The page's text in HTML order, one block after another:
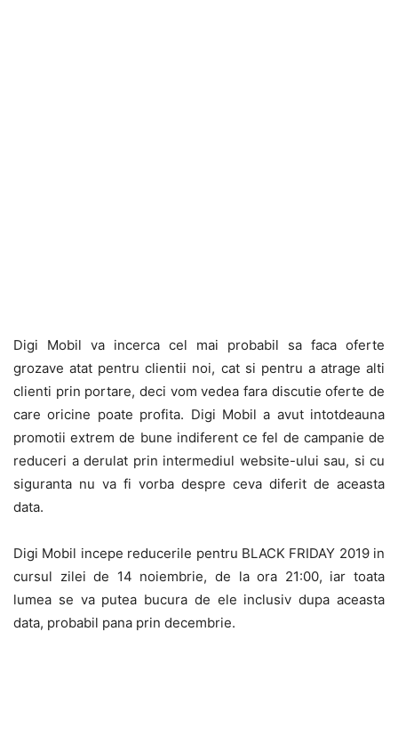
Digi Mobil va incerca cel mai probabil sa faca oferte
grozave atat pentru clientii noi, cat si pentru a atrage alti
clienti prin portare, deci vom vedea fara discutie oferte de
care oricine poate profita. Digi Mobil a avut intotdeauna
promotii extrem de bune indiferent ce fel de campanie de
reduceri a derulat prin intermediul website-ului sau, si cu
siguranta nu va fi vorba despre ceva diferit de aceasta
data.
Digi Mobil incepe reducerile pentru BLACK FRIDAY 2019 in
cursul zilei de 14 noiembrie, de la ora 21:00, iar toata
lumea se va putea bucura de ele inclusiv dupa aceasta
data, probabil pana prin decembrie.